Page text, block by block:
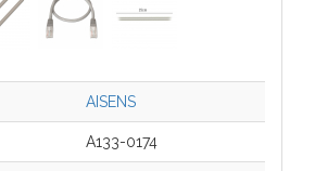
AISENS
A133-0174